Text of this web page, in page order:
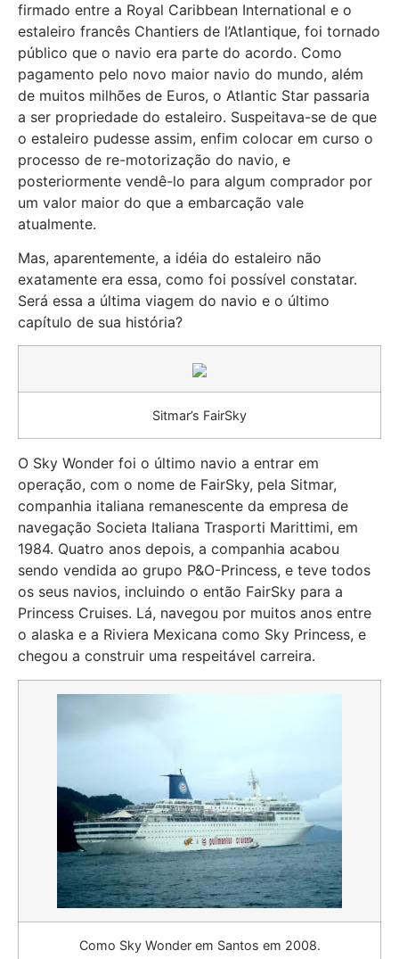
firmado entre a Royal Caribbean International e o
estaleiro francês Chantiers de l’Atlantique, foi tornado
público que o navio era parte do acordo. Como
pagamento pelo novo maior navio do mundo, além
de muitos milhões de Euros, o Atlantic Star passaria
a ser propriedade do estaleiro. Suspeitava-se de que
o estaleiro pudesse assim, enfim colocar em curso o
processo de re-motorização do navio, e
posteriormente vendê-lo para algum comprador por
um valor maior do que a embarcação vale
atualmente.
Mas, aparentemente, a idéia do estaleiro não
exatamente era essa, como foi possível constatar.
Será essa a última viagem do navio e o último
capítulo de sua história?
Sitmar’s FairSky
O Sky Wonder foi o último navio a entrar em
operação, com o nome de FairSky, pela Sitmar,
companhia italiana remanescente da empresa de
navegação Societa Italiana Trasporti Marittimi, em
1984. Quatro anos depois, a companhia acabou
sendo vendida ao grupo P&O-Princess, e teve todos
os seus navios, incluindo o então FairSky para a
Princess Cruises. Lá, navegou por muitos anos entre
o alaska e a Riviera Mexicana como Sky Princess, e
chegou a construir uma respeitável carreira.
Como Sky Wonder em Santos em 2008.